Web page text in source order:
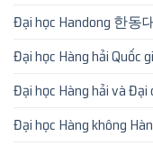
Đại học Handong 한동
Đại học Hàng hải
Đại học Hàng hải và
Đại học Hàng không